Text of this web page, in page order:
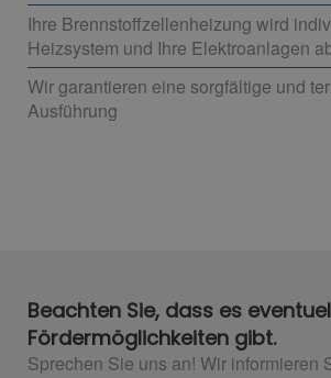
Ihre Brennstoffzellenheizung wird
Heizsystem und Ihre Elektroanlagen
Wir garantieren eine sorgfältige und
Ausführung
Beachten Sie, dass es
Fördermöglichkeiten gibt.
Sprechen Sie uns an! Wir informieren